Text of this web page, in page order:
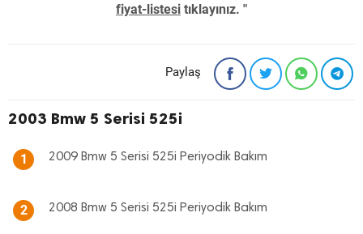
fiyat-listesi tıklayınız. "
Paylaş
2003 Bmw 5 Serisi 525i
1 2009 Bmw 5 Serisi 525i Periyodik Bakım
2 2008 Bmw 5 Serisi 525i Periyodik Bakım